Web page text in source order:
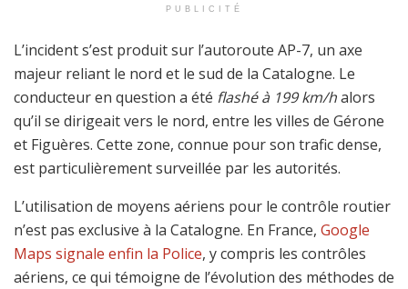
PUBLICITÉ
L’incident s’est produit sur l’autoroute AP-7, un axe
majeur reliant le nord et le sud de la Catalogne. Le
conducteur en question a été flashé à 199 km/halors
qu’il se dirigeait vers le nord, entre les villes de Gérone
et Figuères. Cette zone, connue pour son trafic dense,
est particulièrement surveillée par les autorités.
L’utilisation de moyens aériens pour le contrôle routier
n’est pas exclusive à la Catalogne. En France, Google
Maps signale enfin la Police, y compris les contrôles
aériens, ce qui témoigne de l’évolution des méthodes de